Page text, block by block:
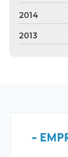
2014
2013